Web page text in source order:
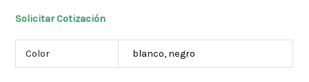
Solicitar Cotización
Color blanco, negro